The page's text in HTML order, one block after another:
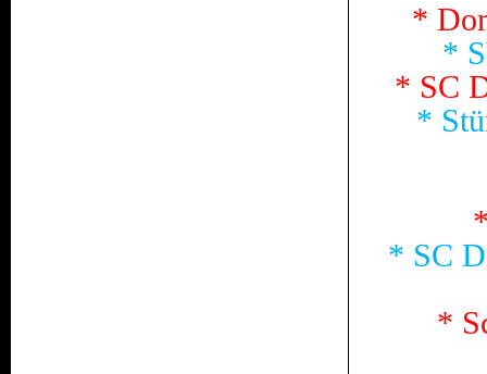
*
*
* SC
*
* SC
*